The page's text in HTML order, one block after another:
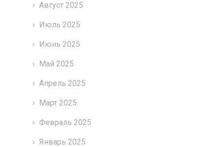
Август 2025
Июль 2025
Июнь 2025
Май 2025
Апрель 2025
Март 2025
Февраль 2025
Январь 2025